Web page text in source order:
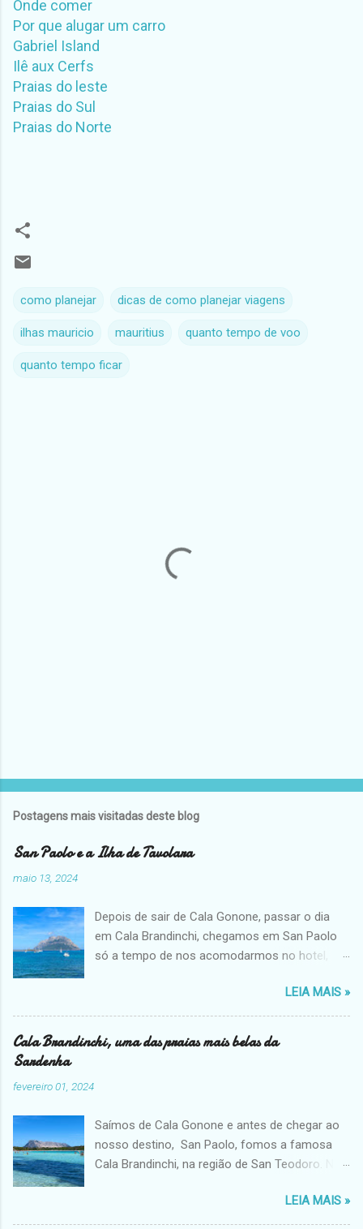
Onde comer
Por que alugar um carro
Gabriel Island
Ilê aux Cerfs
Praias do leste
Praias do Sul
Praias do Norte
como planejar dicas de como planejar viagens
ilhas mauricio mauritius quanto tempo de voo
quanto tempo ficar
Postagens mais visitadas deste blog
San Paolo e a Ilha de Tavolara
maio 13, 2024
Depois de sair de Cala Gonone, passar o dia
em Cala Brandinchi, chegamos em San Paolo
só a tempo de nos acomodarmos no hotel,
dia seguinte. As praias do centrinho são
pequenas e bucólicas, e a vista fica ainda mais
linda com a imponente pedra da Ilha de
Tavolara. Mas depois de passar horas em Cala
com fome. Quem me conhece sabe que estou
sempre com fome e fico insuportável até
comer. Decidi pegar uma pizza e comer nos
poderia ter. No dia seguinte, compramos o
LEIA MAIS »
Cala Brandinchi, uma das praias mais belas da
Sardenha
fevereiro 01, 2024
Saímos de Cala Gonone e antes de chegar ao
nosso destino, San Paolo, fomos a famosa
Cala Brandinchi, na região de San Teodoro. Na
de ante cedência ( após as 18h ) on-line e
pagar a taxa de 2 euros por pessoa. São duas
LEIA MAIS »